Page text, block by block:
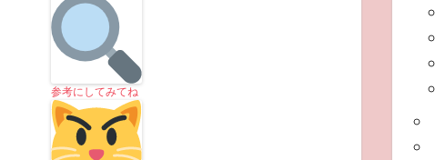
参考にしてみてね